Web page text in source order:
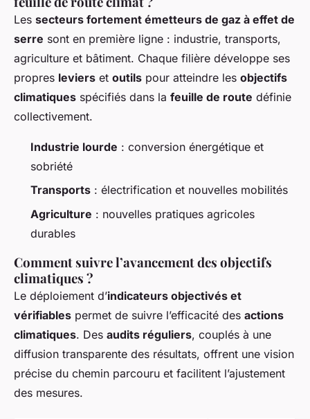
Les secteurs fortement émetteurs de gaz à effet de
serre sont en première ligne : industrie, transports,
agriculture et bâtiment. Chaque filière développe ses
propres leviers et outils pour atteindre les objectifs
climatiques spécifiés dans la feuille de route définie
collectivement.
Industrie lourde : conversion énergétique et
sobriété
Transports : électrification et nouvelles mobilités
Agriculture : nouvelles pratiques agricoles
durables
Comment suivre l’avancement des objectifs
climatiques ?
Le déploiement d’indicateurs objectivés et
vérifiables permet de suivre l’efficacité des actions
climatiques. Des audits réguliers, couplés à une
diffusion transparente des résultats, offrent une vision
précise du chemin parcouru et facilitent l’ajustement
des mesures.